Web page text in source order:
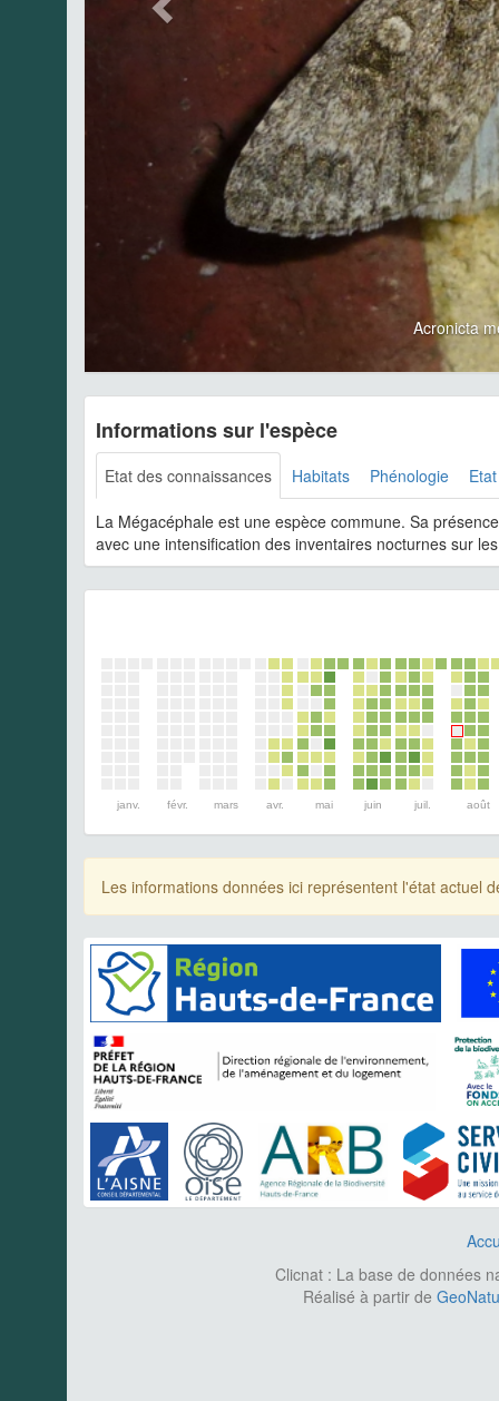
Acronicta
Informations sur l'espèce
Etat des connaissances Habitats Phénologie
La Mégacéphale est une espèce commune. Sa
avec une intensification des inventaires nocturnes sur
janv. févr. mars avr. mai juin juil. août
Les informations données ici représentent l'état actuel
Clicnat : La base de données
Réalisé à partir de